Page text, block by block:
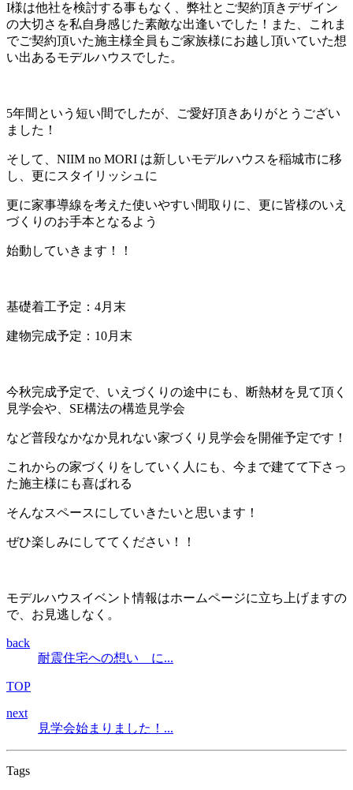
I様は他社を検討する事もなく、弊社とご契約頂きデザイン
の大切さを私自身感じた素敵な出逢いでした！また、これま
でご契約頂いた施主様全員もご家族様にお越し頂いていた想
い出あるモデルハウスでした。
5年間という短い間でしたが、ご愛好頂きありがとうござい
ました！
そして、NIIM no MORI は新しいモデルハウスを稲城市に移
し、更にスタイリッシュに
更に家事導線を考えた使いやすい間取りに、更に皆様のいえ
づくりのお手本となるよう
始動していきます！！
基礎着工予定：4月末
建物完成予定：10月末
今秋完成予定で、いえづくりの途中にも、断熱材を見て頂く
見学会や、SE構法の構造見学会
など普段なかなか見れない家づくり見学会を開催予定です！
これからの家づくりをしていく人にも、今まで建てて下さっ
た施主様にも喜ばれる
そんなスペースにしていきたいと思います！
ぜひ楽しみにしててください！！
モデルハウスイベント情報はホームページに立ち上げますの
で、お見逃しなく。
back
耐震住宅への想い に...
TOP
next
見学会始まりました！...
Tags